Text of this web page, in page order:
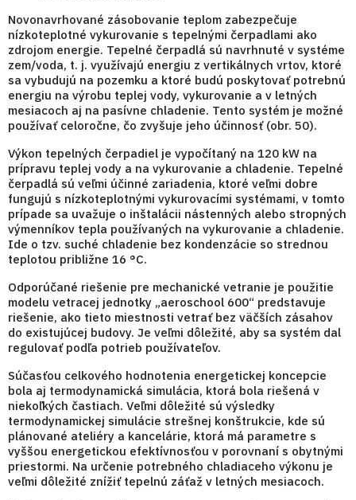
Novonavrhované zásobovanie teplom zabezpečuje
nízkoteplotné vykurovanie s tepelnými čerpadlami ako
zdrojom energie. Tepelné čerpadlá sú navrhnuté v systéme
zem/voda, t. j. využívajú energiu z vertikálnych vrtov, ktoré
sa vybudujú na pozemku a ktoré budú poskytovať potrebnú
energiu na výrobu teplej vody, vykurovanie a v letných
mesiacoch aj na pasívne chladenie. Tento systém je možné
používať celoročne, čo zvyšuje jeho účinnosť (obr. 50).
Výkon tepelných čerpadiel je vypočítaný na 120 kW na
prípravu teplej vody a na vykurovanie a chladenie. Tepelné
čerpadlá sú veľmi účinné zariadenia, ktoré veľmi dobre
fungujú s nízkoteplotnými vykurovacími systémami, v tomto
prípade sa uvažuje o inštalácii nástenných alebo stropných
výmenníkov tepla používaných na vykurovanie a chladenie.
Ide o tzv. suché chladenie bez kondenzácie so strednou
teplotou približne 16 °C.
Odporúčané riešenie pre mechanické vetranie je použitie
modelu vetracej jednotky „aeroschool 600“ predstavuje
riešenie, ako tieto miestnosti vetrať bez väčších zásahov
do existujúcej budovy. Je veľmi dôležité, aby sa systém dal
regulovať podľa potrieb používateľov.
Súčasťou celkového hodnotenia energetickej koncepcie
bola aj termodynamická simulácia, ktorá bola riešená v
niekoľkých častiach. Veľmi dôležité sú výsledky
termodynamickej simulácie strešnej konštrukcie, kde sú
plánované ateliéry a kancelárie, ktorá má parametre s
vyššou energetickou efektívnosťou v porovnaní s obytnými
priestormi. Na určenie potrebného chladiaceho výkonu je
veľmi dôležité znížiť tepelnú záťaž v letných mesiacoch.